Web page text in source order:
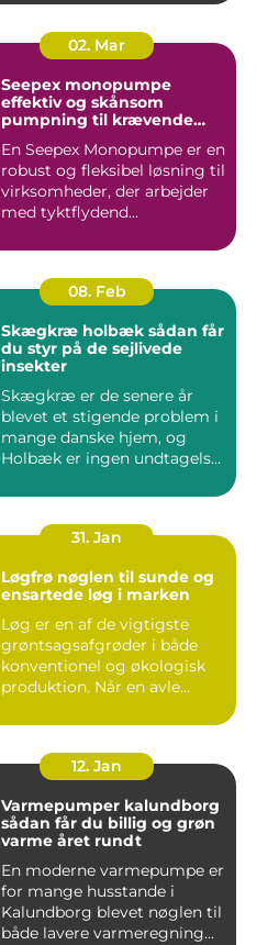
02. Mar
Seepex monopumpe
effektiv og skånsom
pumpning til krævende
En Seepex Monopumpe er en
robust og fleksibel løsning til
virksomheder, der arbejder
med tyktflydend...
08. Feb
Skægkræ holbæk sådan får
du styr på de sejlivede
insekter
Skægkræ er de senere år
blevet et stigende problem i
mange danske hjem, og
Holbæk er ingen undtagels...
31. Jan
Løgfrø nøglen til sunde og
ensartede løg i marken
Løg er en af de vigtigste
grøntsagsafgrøder i både
konventionel og økologisk
produktion. Når en avle...
12. Jan
Varmepumper kalundborg
sådan får du billig og grøn
varme året rundt
En moderne varmepumpe er
for mange husstande i
Kalundborg blevet nøglen til
både lavere varmeregning...